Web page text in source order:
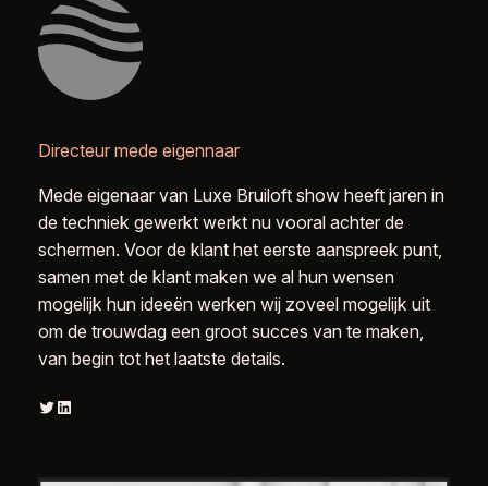
Directeur mede eigennaar
Mede eigenaar van Luxe Bruiloft show heeft jaren in
de techniek gewerkt werkt nu vooral achter de
schermen. Voor de klant het eerste aanspreek punt,
samen met de klant maken we al hun wensen
mogelijk hun ideeën werken wij zoveel mogelijk uit
om de trouwdag een groot succes van te maken,
van begin tot het laatste details.
Twitter LinkedIn